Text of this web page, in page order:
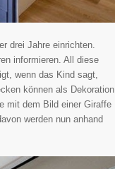
drei Jahre einrichten.
informieren. All diese
wenn das Kind sagt,
können als Dekoration
mit dem Bild einer Giraffe
werden nun anhand